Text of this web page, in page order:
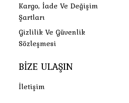
Kargo, İade Ve Değişim
Şartları
Gizlilik Ve Güvenlik
Sözleşmesi
BIZE ULAŞIN
İletişim